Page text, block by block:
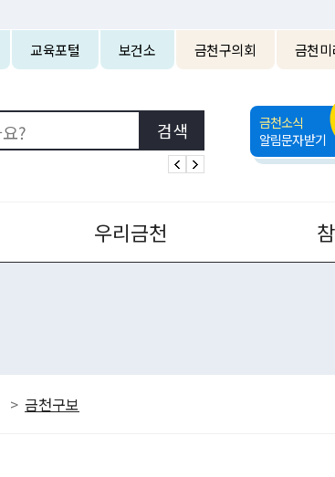
교육포털 보건소 금천구의회 금천
금천소식
알림문자받기
우리금천
금천구보